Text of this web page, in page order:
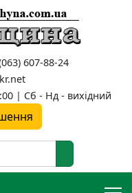
607-88-24
| Сб - Нд - вихідний